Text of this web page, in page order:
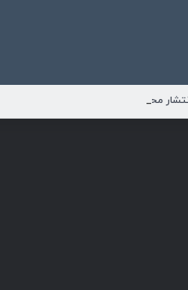
محتوای مناسبتی و موضوعی